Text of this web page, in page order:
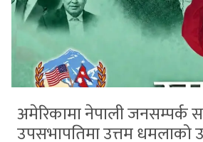
अमेरिकामा नेपाली जनसम्पर्क
उपसभापतिमा उत्तम धमलाको